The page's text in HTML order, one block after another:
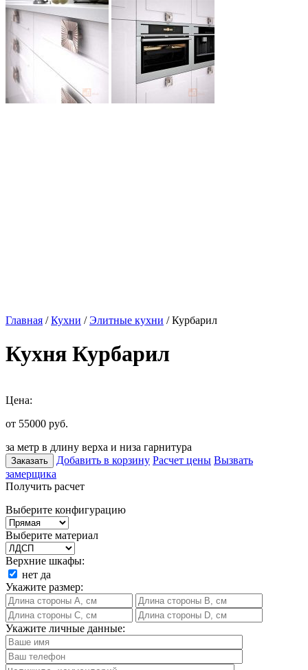
Главная /Кухни /Элитные кухни / Курбарил
Кухня Курбарил
Цена:
от 55000 руб.
за метр в длину верха и низа гарнитура
Заказать Добавить в корзину Расчет цены Вызвать
замерщика
Получить расчет
Выберите конфигурацию
Выберите материал
Верхние шкафы:
нет да
Укажите размер:
Укажите личные данные: